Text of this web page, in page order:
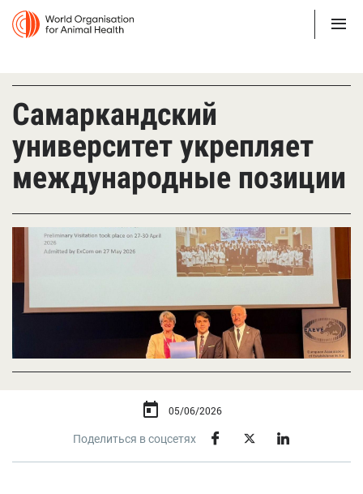
Самаркандский
университет укрепляет
международные позиции
05/06/2026
Поделиться в соцсетях